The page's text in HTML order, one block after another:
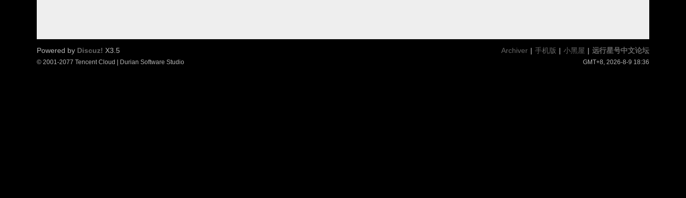
Archiver | 手机版 | 小黑屋 | 远行星号中文论坛
GMT+8, 2026-8-9 18:36
Powered by Discuz! X3.5
© 2001-2077 Tencent Cloud | Durian Software Studio